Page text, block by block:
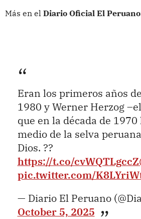
Más en el Diario Oficial El
Eran los primeros años
1980 y Werner Herzog
que en la década de
medio de la selva
Dios. ??
https://t.co/cvWQTLgccZ
pic.twitter.com/
— Diario El Peruano
October 5, 2025